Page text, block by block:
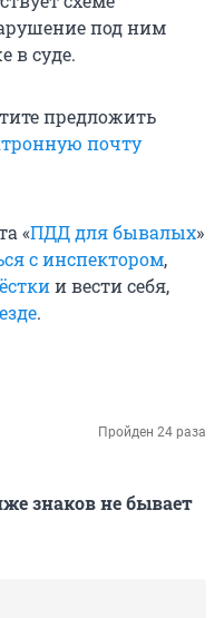
под ним
в суде.
предложить
почту
«ПДД для бывалых»
с инспектором,
и вести себя,
.
Пройден 24 раза
знаков не бывает